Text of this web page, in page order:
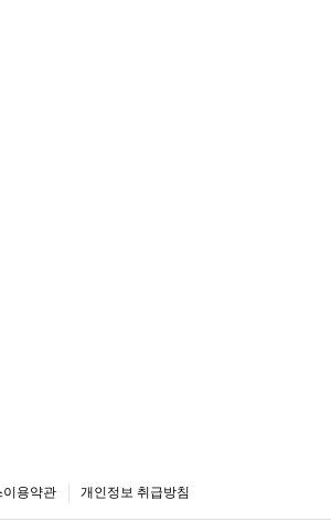
이용약관 개인정보 취급방침